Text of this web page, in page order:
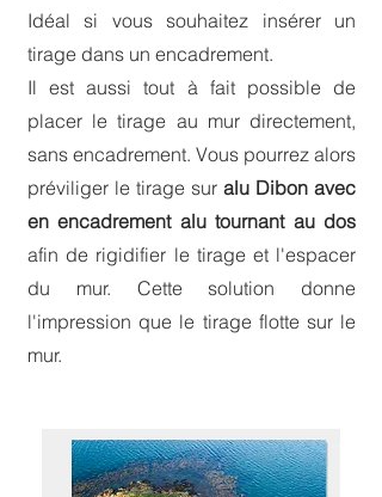
Idéal si vous souhaitez insérer un
tirage dans un encadrement.
Il est aussi tout à fait possible de
placer le tirage au mur directement,
sans encadrement. Vous pourrez alors
préviliger le tirage sur alu Dibon avec
enencadrement alu tournant au dos
afin de rigidifier le tirage et l'espacer
du mur. Cette solution donne
l'impression que le tirage flotte sur le
mur.